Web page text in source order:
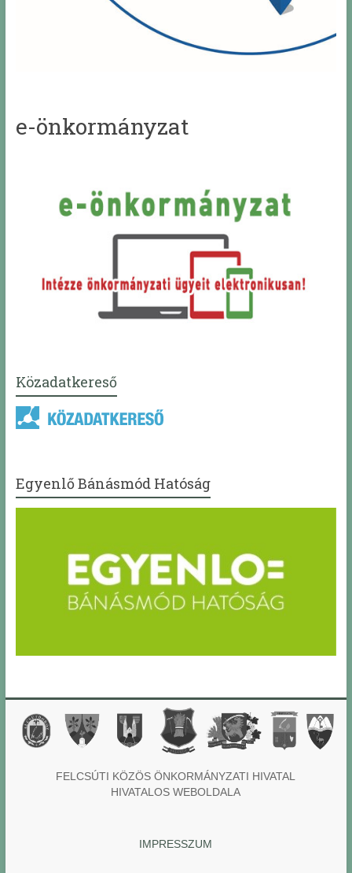
e-önkormányzat
Közadatkereső
Egyenlő Bánásmód Hatóság
FELCSÚTI KÖZÖS ÖNKORMÁNYZATI HIVATAL
HIVATALOS WEBOLDALA
IMPRESSZUM